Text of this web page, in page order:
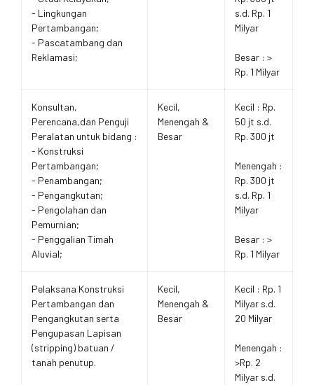
- Lingkungan
Pertambangan;
- Pascatambang dan
Reklamasi;
s.d. Rp. 1
Milyar
Besar : >
Rp. 1 Milyar
Konsultan,
Perencana,dan Penguji
Peralatan untuk bidang :
- Konstruksi
Pertambangan;
- Penambangan;
- Pengangkutan;
- Pengolahan dan
Pemurnian;
- Penggalian Timah
Aluvial;
Kecil,
Menengah &
Besar
Kecil : Rp.
50 jt s.d.
Rp. 300 jt
Menengah :
Rp. 300 jt
s.d. Rp. 1
Milyar
Besar : >
Rp. 1 Milyar
Pelaksana Konstruksi
Pertambangan dan
Pengangkutan serta
Pengupasan Lapisan
(stripping) batuan /
tanah penutup.
Kecil,
Menengah &
Besar
Kecil : Rp. 1
Milyar s.d.
20 Milyar
Menengah :
>Rp. 2
Milyar s.d.